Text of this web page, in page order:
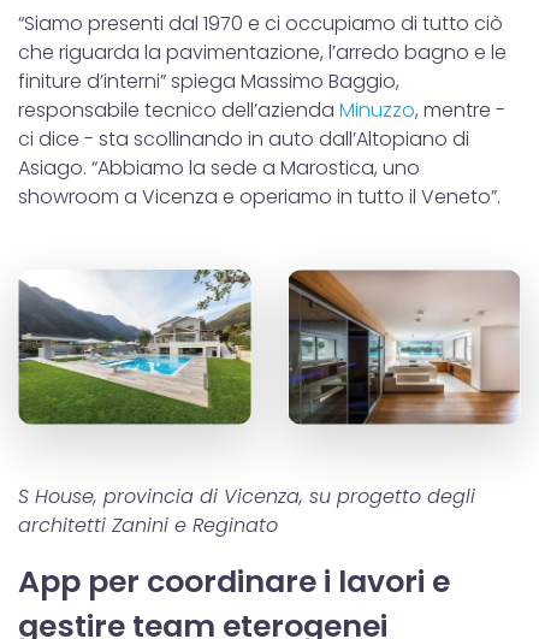
“Siamo presenti dal 1970 e ci occupiamo di tutto ciò
che riguarda la pavimentazione, l’arredo bagno e le
finiture d’interni” spiega Massimo Baggio,
responsabile tecnico dell’azienda Minuzzo, mentre -
ci dice - sta scollinando in auto dall’Altopiano di
Asiago. “Abbiamo la sede a Marostica, uno
showroom a Vicenza e operiamo in tutto il Veneto”.
S House, provincia di Vicenza, su progetto degli
architetti Zanini e Reginato
App per coordinare i lavori e
gestire team eterogenei